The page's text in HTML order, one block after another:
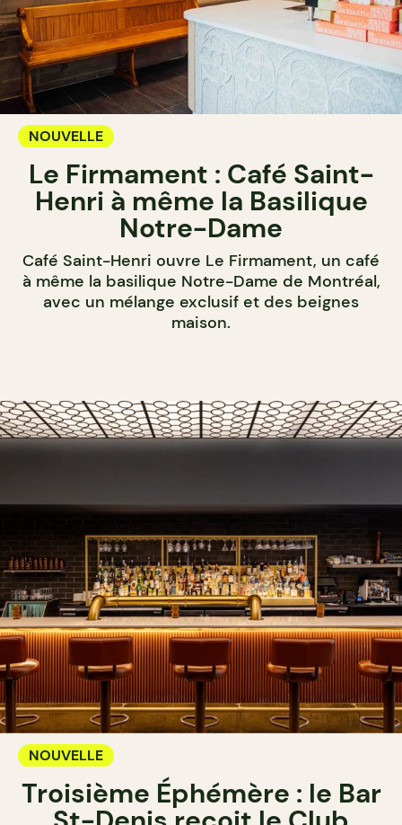
NOUVELLE
Le Firmament : Café Saint-
Henri à même la Basilique
Notre-Dame
Café Saint-Henri ouvre Le Firmament, un café
à même la basilique Notre-Dame de Montréal,
avec un mélange exclusif et des beignes
maison.
NOUVELLE
Troisième Éphémère : le Bar